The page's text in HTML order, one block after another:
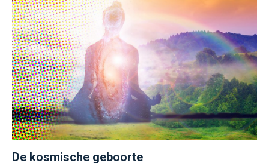
De kosmische geboorte